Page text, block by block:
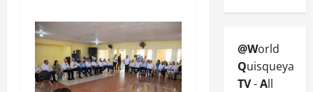
@World
Quisqueya
TV-All